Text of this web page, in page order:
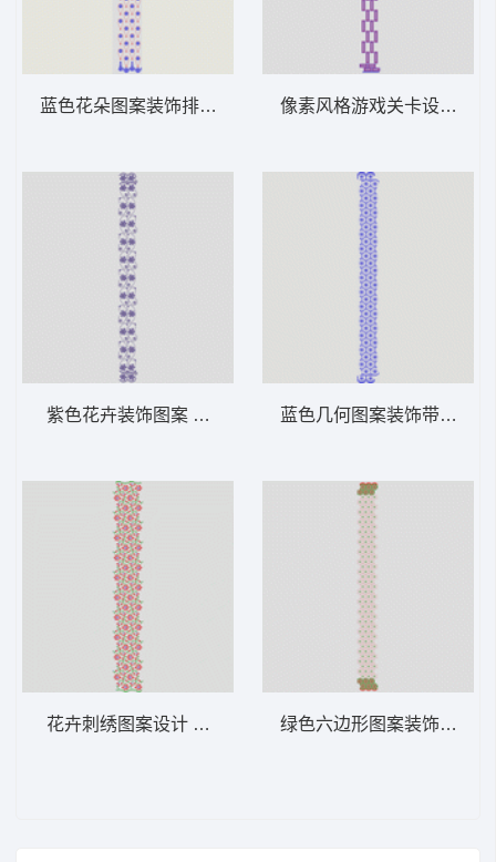
蓝色花朵图案装饰排列 窗帘
紫色花卉装饰图案 窗帘
花卉刺绣图案设计 窗帘
像素风格游戏关卡设计 窗帘
蓝色几何图案装饰带 窗帘
绿色六边形图案装饰带 窗帘